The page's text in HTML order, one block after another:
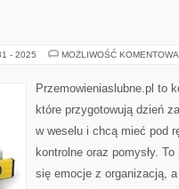
- 2025 MOŻLIWOŚĆ
Przemowieniaslubne.pl to
które przygotowują dzień
w weselu i chcą mieć pod
kontrolne oraz pomysły.
się emocje z organizacją,